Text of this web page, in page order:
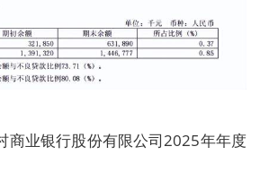
商业银行股份有限公司2025年年度